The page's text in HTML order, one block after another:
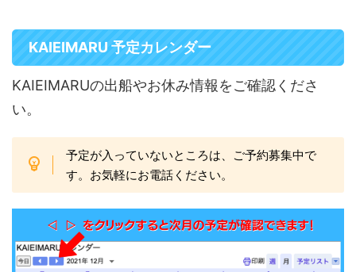
KAIEIMARU 予定カレンダー
KAIEIMARUの出船やお休み情報をご確認くださ
い。
予定が入っていないところは、ご予約募集中で
す。お気軽にお電話ください。